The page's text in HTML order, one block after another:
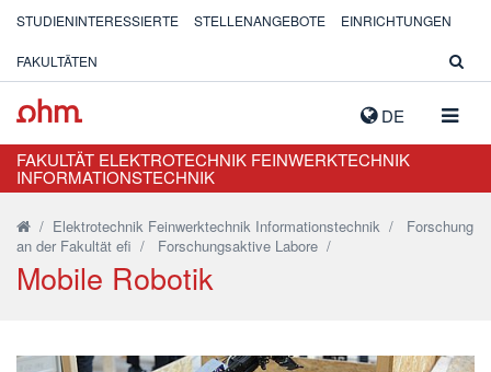
DE
STUDIENINTERESSIERTE STELLENANGEBOTE EINRICHTUNGEN
FAKULTÄTEN
FAKULTÄT ELEKTROTECHNIK FEINWERKTECHNIK
INFORMATIONSTECHNIK
/ Elektrotechnik Feinwerktechnik Informationstechnik / Forschung
an der Fakultät efi / Forschungsaktive Labore /
Mobile Robotik